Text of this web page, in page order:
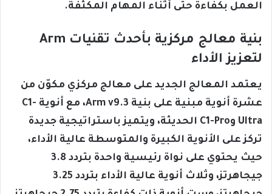
العمل بكفاءة حتى أثناء المهام المكثفة.
بنية معالج مركزية بأحدث تقنيات Arm
لتعزيز الأداء
يعتمد المعالج الجديد على معالج مركزي مكوّن من
عشرة أنوية مبنية على بنية Arm v9.3، مع أنوية C1-
Ultra وC1-Pro الحديثة، ويتميز باستراتيجية جديدة
تركز على الأنوية الكبيرة والمتوسطة عالية الأداء،
حيث يحتوي على نواة رئيسية واحدة بتردد 3.8
جيجاهرتز، وثلاث أنوية عالية الأداء بتردد 3.25